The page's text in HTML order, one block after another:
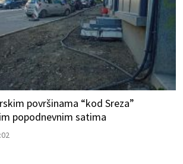
površinama “kod Sreza”
popodnevnim satima